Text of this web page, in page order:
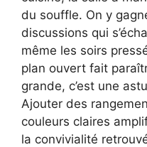
du souffle. On y
discussions qui
même les soirs
plan ouvert fait
grande, c’est une
Ajouter des
couleurs claires
la convivialité